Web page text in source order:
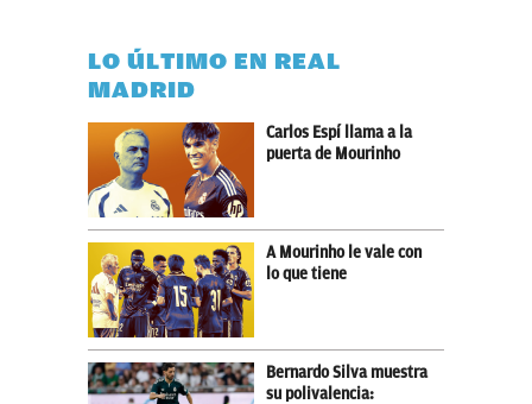
LO ÚLTIMO EN REAL
MADRID
Carlos Espí llama a la
puerta de Mourinho
A Mourinho le vale con
lo que tiene
Bernardo Silva muestra
su polivalencia: